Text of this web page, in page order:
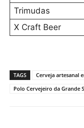
Trimudas
X Craft Beer
TAGS Cerveja artesanal
Polo Cervejeiro da Grande